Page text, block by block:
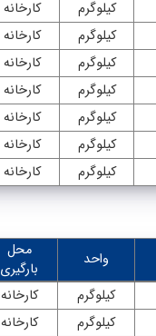
کیلوگرم کارخانه
کیلوگرم کارخانه
کیلوگرم کارخانه
کیلوگرم کارخانه
کیلوگرم کارخانه
کیلوگرم کارخانه
کیلوگرم کارخانه
واحد
محل
بارگیری
کیلوگرم کارخانه
کیلوگرم کارخانه